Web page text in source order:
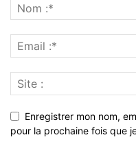
Enregistrer mon nom,
pour la prochaine fois que